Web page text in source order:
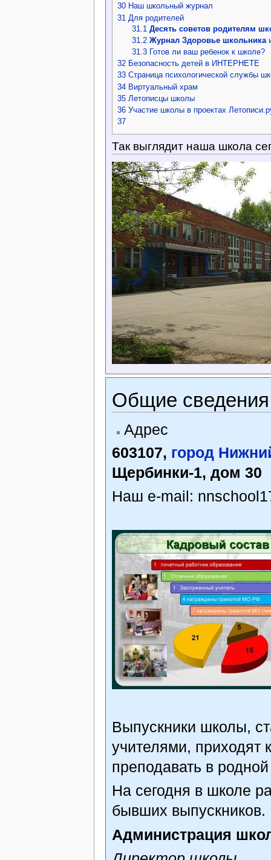
30 Наш школьный журнал
31 Для родителей
31.1 Десять советов родителям
31.2 Журнал Здоровье школьника
31.3 Готов ли ваш ребенок к школе?
32 Безопасность детей в ИНТЕРНЕТЕ
33 Страница психологической службы
34 Виртуальный храм
35 Летописцы школы
36 Участие школы в проектах
37
Так выглядит наша школа
Общие сведения
Адрес
603107, город
Щербинки-1, дом 30
Наш e-mail:
Выпускники школы,
учителями, приходят
преподавать в
На сегодня в школе
бывших выпускников.
Администрация